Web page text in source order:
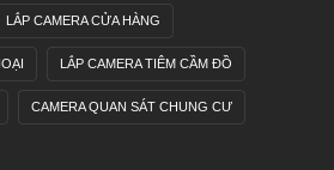
LẮP CAMERA CỬA HÀNG
LẮP CAMERA TIÊM CẦM ĐỒ
CAMERA QUAN SÁT CHUNG CƯ